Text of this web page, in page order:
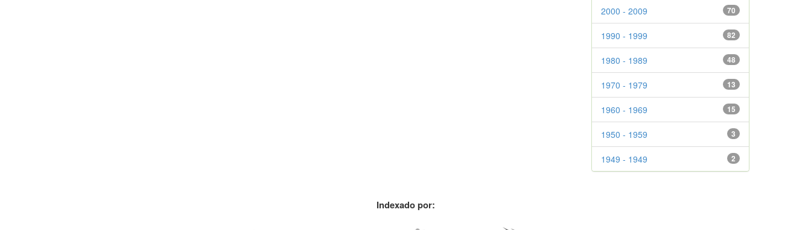
70
2000 - 2009
82
1990 - 1999
48
1980 - 1989
13
1970 - 1979
15
1960 - 1969
3
1950 - 1959
2
1949 - 1949
Indexado por: